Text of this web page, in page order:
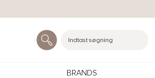
Indtast søgning
BRANDS